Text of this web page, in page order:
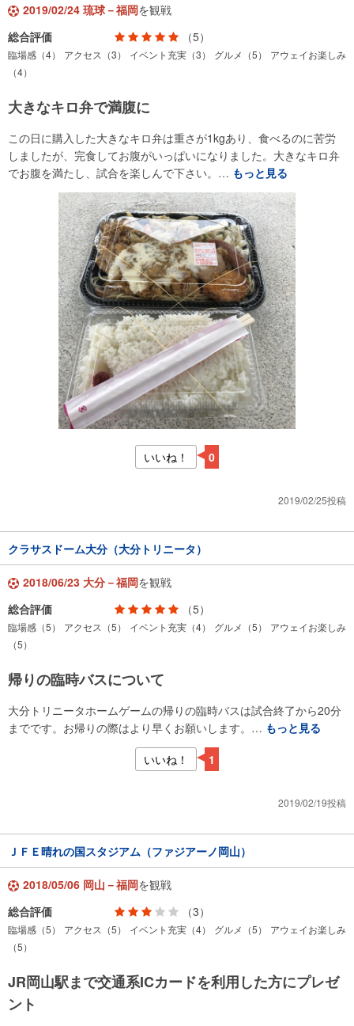
2019/02/24 琉球－福岡を観戦
総合評価
（5）
臨場感（4） アクセス（3） イベント充実（3） グルメ（5）
アウェイお楽しみ
（4）
大きなキロ弁で満腹に
この日に購入した大きなキロ弁は重さが1kgあり、食べるのに苦労
しましたが、完食してお腹がいっぱいになりました。大きなキロ弁
でお腹を満たし、試合を楽しんで下さい。… もっと見る
いいね！ 0
2019/02/25投稿
クラサスドーム大分（大分トリニータ）
2018/06/23 大分－福岡を観戦
総合評価
（5）
臨場感（5） アクセス（5） イベント充実（4） グルメ（5）
アウェイお楽しみ
（5）
帰りの臨時バスについて
大分トリニータホームゲームの帰りの臨時バスは試合終了から20分
までです。お帰りの際はより早くお願いします。… もっと見る
いいね！
1
2019/02/19投稿
ＪＦＥ晴れの国スタジアム（ファジアーノ岡山）
2018/05/06 岡山－福岡を観戦
総合評価
（3）
臨場感（5） アクセス（5） イベント充実（4） グルメ（5）
アウェイお楽しみ
（5）
JR岡山駅まで交通系ICカードを利用した方にプレゼ
ント